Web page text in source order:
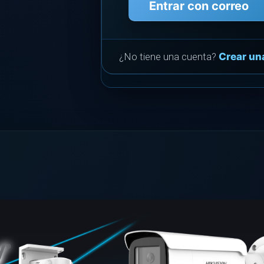
Entrar con correo
¿No tiene una cuenta? Crear